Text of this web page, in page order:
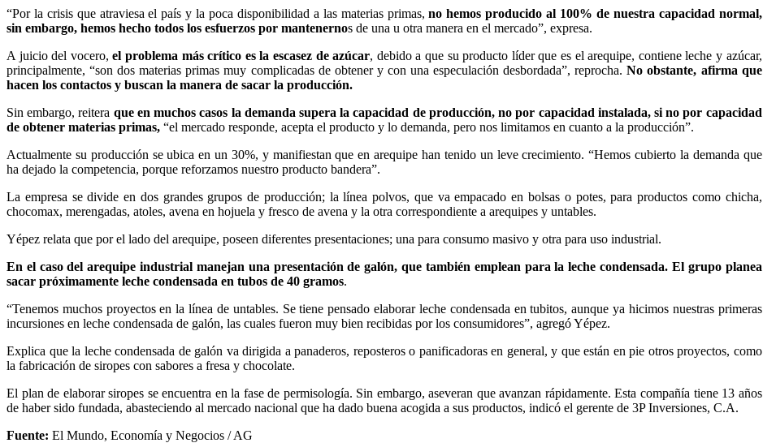
“Por la crisis que atraviesa el país y la poca disponibilidad a las materias primas,no hemos producido al 100% de nuestra capacidad normal,
sin embargo, hemos hecho todos los esfuerzos por mantenernos de una u otra manera en el mercado”, expresa.
A juicio del vocero,el problema más crítico es la escasez de azúcar, debido a que su producto líder que es el arequipe, contiene leche y azúcar,
principalmente, “son dos materias primas muy complicadas de obtener y con una especulación desbordada”, reprocha.No obstante, afirma que
hacen los contactos y buscan la manera de sacar la producción.
Sin embargo, reitera que en muchos casos la demanda supera la capacidad de producción, no por capacidad instalada, si no por capacidad
de obtener materias primas, “el mercado responde, acepta el producto y lo demanda, pero nos limitamos en cuanto a la producción”.
Actualmente su producción se ubica en un 30%, y manifiestan que en arequipe han tenido un leve crecimiento. “Hemos cubierto la demanda que
ha dejado la competencia, porque reforzamos nuestro producto bandera”.
La empresa se divide en dos grandes grupos de producción; la línea polvos, que va empacado en bolsas o potes, para productos como chicha,
chocomax, merengadas, atoles, avena en hojuela y fresco de avena y la otra correspondiente a arequipes y untables.
Yépez relata que por el lado del arequipe, poseen diferentes presentaciones; una para consumo masivo y otra para uso industrial.
En el caso del arequipe industrial manejan una presentación de galón, que también emplean para la leche condensada. El grupo planea
sacar próximamente leche condensada en tubos de 40 gramos.
“Tenemos muchos proyectos en la línea de untables. Se tiene pensado elaborar leche condensada en tubitos, aunque ya hicimos nuestras primeras
incursiones en leche condensada de galón, las cuales fueron muy bien recibidas por los consumidores”, agregó Yépez.
Explica que la leche condensada de galón va dirigida a panaderos, reposteros o panificadoras en general, y que están en pie otros proyectos, como
la fabricación de siropes con sabores a fresa y chocolate.
El plan de elaborar siropes se encuentra en la fase de permisología. Sin embargo, aseveran que avanzan rápidamente. Esta compañía tiene 13 años
de haber sido fundada, abasteciendo al mercado nacional que ha dado buena acogida a sus productos, indicó el gerente de 3P Inversiones, C.A.
Fuente: El Mundo, Economía y Negocios / AG